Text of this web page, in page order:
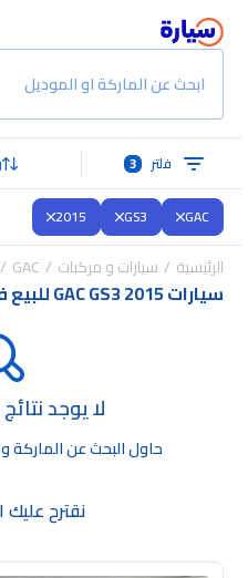
ابحث عن الماركة او الموديل
فلتر 3
GAC
GS3
2015
الرئيسية سيارات و مركبات GAC
سيارات GAC GS3 2015 للبيع في السعودية
لا يوجد
حاول البحث عن الماركة
نقترح عليك